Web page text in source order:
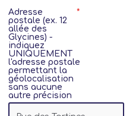
Adresse
postale (ex. 12
allée des
Glycines) -
indiquez
UNIQUEMENT
l'adresse postale
permettant la
géolocalisation
sans aucune
autre précision